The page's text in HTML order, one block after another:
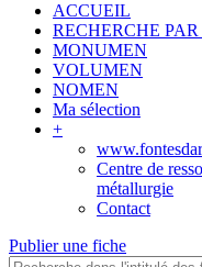
ACCUEIL
RECHERCHE
MONUMEN
VOLUMEN
NOMEN
Ma sélection
+
Centre de
métallurgie
Contact
Publier une fiche